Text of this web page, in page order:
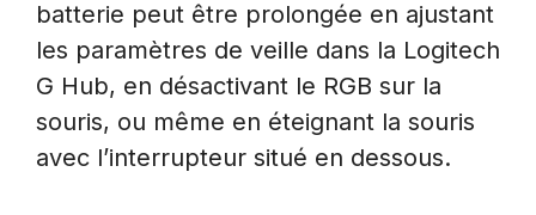
batterie peut être prolongée en ajustant
les paramètres de veille dans la Logitech
G Hub, en désactivant le RGB sur la
souris, ou même en éteignant la souris
avec l’interrupteur situé en dessous.